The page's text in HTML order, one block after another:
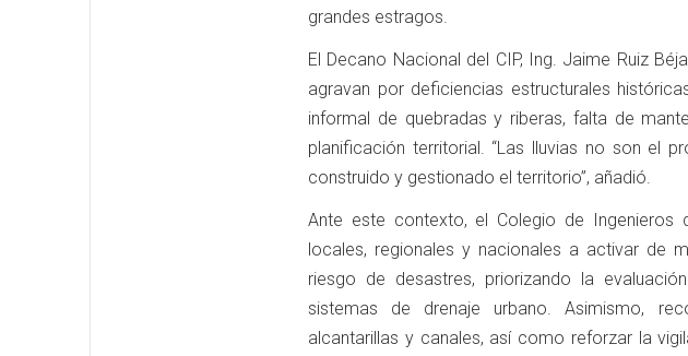
grandes estragos.
El Decano Nacional del CIP, Ing. Jaime Ruiz
agravan por deficiencias estructurales
informal de quebradas y riberas, falta de
planificación territorial. “Las lluvias no son el
construido y gestionado el territorio”, añadió.
Ante este contexto, el Colegio de Ingenieros
locales, regionales y nacionales a activar de
riesgo de desastres, priorizando la
sistemas de drenaje urbano. Asimismo,
alcantarillas y canales, así como reforzar la